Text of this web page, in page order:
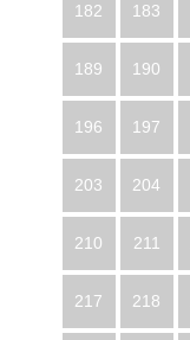
182 183
189 190
196 197
203 204
210 211
217 218